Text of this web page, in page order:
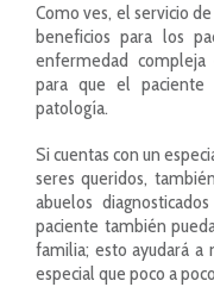
Como ves, el servicio
beneficios para los
enfermedad compleja
para que el
patología.
Si cuentas con un
seres queridos,
abuelos
paciente también
familia; esto ayudará a
especial que poco a